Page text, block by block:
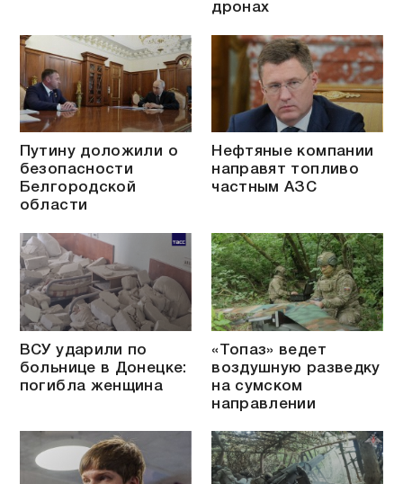
дронах
Путину доложили о
безопасности
Белгородской
области
Нефтяные компании
направят топливо
частным АЗС
ВСУ ударили по
больнице в Донецке:
погибла женщина
«Топаз» ведет
воздушную разведку
на сумском
направлении